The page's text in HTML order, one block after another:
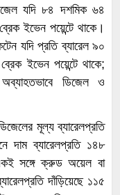
যদি ৮৪ দশমিক ৬৪
ইভেন পয়েন্টে থাকে।
যদি প্রতি ব্যারেল ৯০
ইভেন পয়েন্টে থাকে;
ডিজেল ও
মূল্য ব্যারেলপ্রতি
দাম ব্যারেলপ্রতি ১৪৮
সঙ্গে ক্রুড অয়েল বা
দাঁড়িয়েছে ১১৫